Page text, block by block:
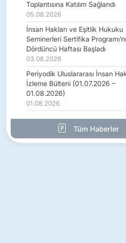
Toplantısına Katılım Sağlandı
05.08.2026
İnsan Hakları ve Eşitlik Hukuku
Seminerleri Sertifika
Dördüncü Haftası Başladı
03.08.2026
Periyodik Uluslararası İnsan
İzleme Bülteni (01.07.2026 –
01.08.2026)
01.08.2026
Tüm Haberler